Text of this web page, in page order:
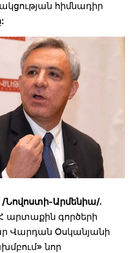
հիմնադիր
/Նովոստի-Արմենիա/.
արտաքին գործերի
Վարդան Օսկանյանի
նոր